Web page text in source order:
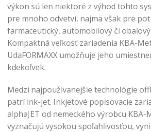
výkon sú len niektoré z výhod tohto
pre mnoho odvetví, najmä však pre
farmaceutický, automobilový či
Kompaktná veľkosť zariadenia KBA-
UdaFORMAXX umožňuje jeho
kdekoľvek.
Medzi najpoužívanejšie technológie
patrí ink-jet. Inkjetové popisovacie
alphaJET od nemeckého výrobcu KBA-
vyznačujú vysokou spoľahlivosťou,